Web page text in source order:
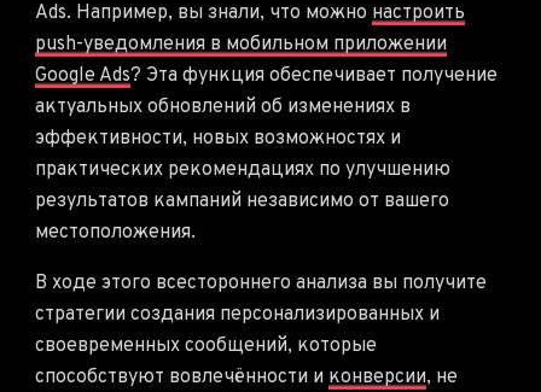
Ads. Например, вы знали, что можно настроить
push-уведомления в мобильном приложении
Google Ads? Эта функция обеспечивает получение
актуальных обновлений об изменениях в
эффективности, новых возможностях и
практических рекомендациях по улучшению
результатов кампаний независимо от вашего
местоположения.
В ходе этого всестороннего анализа вы получите
стратегии создания персонализированных и
своевременных сообщений, которые
способствуют вовлечённости и конверсии, не